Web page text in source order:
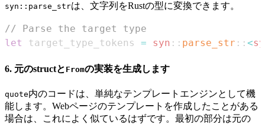
syn::parse_strは、文字列をRustの型に変換できます。
// Parse the target type
let
target_type_tokens = syn :: parse_str :: <
6. 元のstructと Fromの実装を生成します
quote内のコードは、単純なテンプレートエンジンとして機
能します。Webページのテンプレートを作成したことがある
場合は、これによく似ているはずです。最初の部分は元の